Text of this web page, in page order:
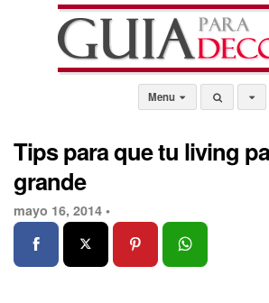
Menu
Tips para que tu living
grande
mayo 16, 2014 •